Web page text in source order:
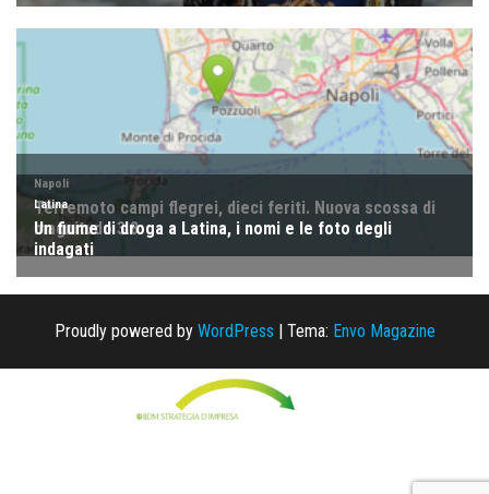
Proudly powered by WordPress | Tema: Envo Magazine